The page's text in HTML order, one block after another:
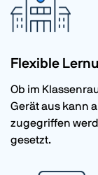
Flexible
Ob im
Gerät aus kann
zugegriffen
gesetzt.